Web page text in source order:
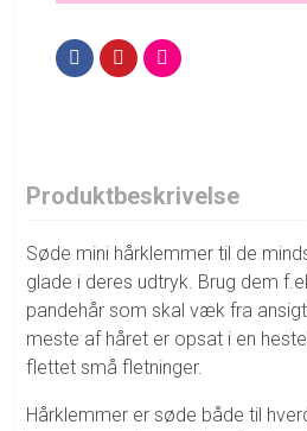
Produktbeskrivelse
Søde mini hårklemmer til de
glade i deres udtryk. Brug dem
pandehår som skal væk fra
meste af håret er opsat i en
flettet små fletninger.
Hårklemmer er søde både til